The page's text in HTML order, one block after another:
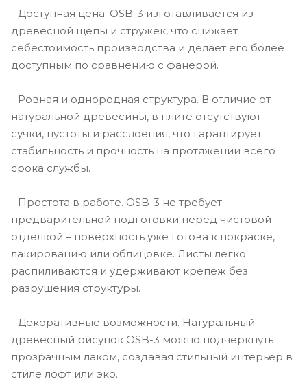
- Доступная цена. OSB-3 изготавливается из
древесной щепы и стружек, что снижает
себестоимость производства и делает его более
доступным по сравнению с фанерой.
- Ровная и однородная структура. В отличие от
натуральной древесины, в плите отсутствуют
сучки, пустоты и расслоения, что гарантирует
стабильность и прочность на протяжении всего
срока службы.
- Простота в работе. OSB-3 не требует
предварительной подготовки перед чистовой
отделкой – поверхность уже готова к покраске,
лакированию или облицовке. Листы легко
распиливаются и удерживают крепеж без
разрушения структуры.
- Декоративные возможности. Натуральный
древесный рисунок OSB-3 можно подчеркнуть
прозрачным лаком, создавая стильный интерьер в
стиле лофт или эко.